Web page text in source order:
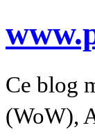
Ce blog
(WoW),